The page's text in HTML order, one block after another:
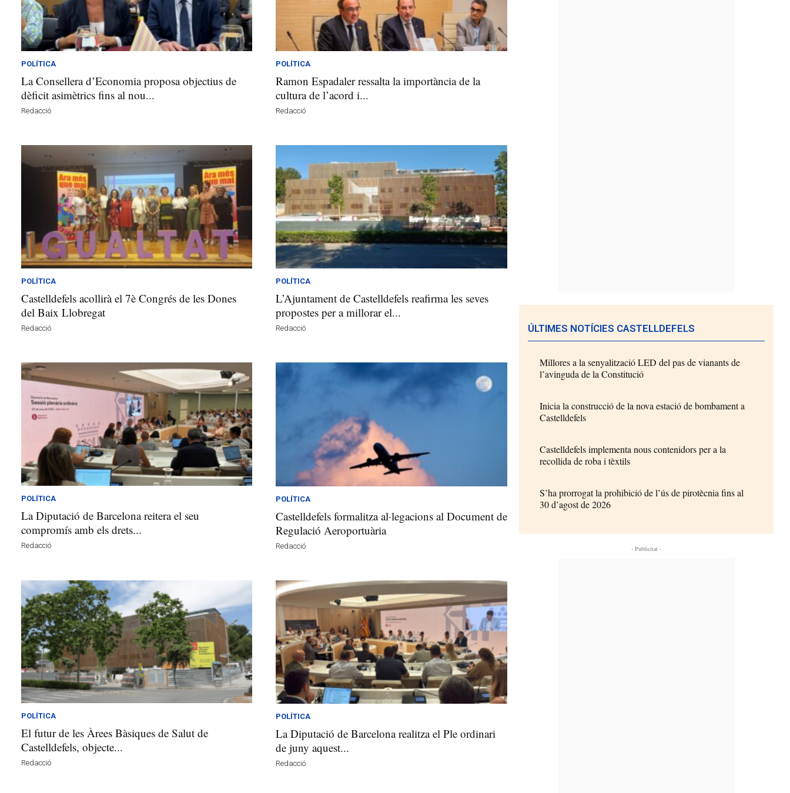
POLÍTICA
La Consellera d’Economia proposa objectius de
dèficit asimètrics fins al nou...
Redacció
POLÍTICA
Ramon Espadaler ressalta la importància de la
cultura de l’acord i...
Redacció
POLÍTICA
Castelldefels acollirà el 7è Congrés de les Dones
del Baix Llobregat
Redacció
POLÍTICA
L’Ajuntament de Castelldefels reafirma les seves
propostes per a millorar el...
Redacció
POLÍTICA
La Diputació de Barcelona reitera el seu
compromís amb els drets...
Redacció
POLÍTICA
Castelldefels formalitza al·legacions al Document de
Regulació Aeroportuària
Redacció
POLÍTICA
El futur de les Àrees Bàsiques de Salut de
Castelldefels, objecte...
Redacció
POLÍTICA
La Diputació de Barcelona realitza el Ple ordinari
de juny aquest...
Redacció
ÚLTIMES NOTÍCIES CASTELLDEFELS
Millores a la senyalització LED del pas de vianants de
l’avinguda de la Constitució
Inicia la construcció de la nova estació de bombament a
Castelldefels
Castelldefels implementa nous contenidors per a la
recollida de roba i tèxtils
S’ha prorrogat la prohibició de l’ús de pirotècnia fins al
30 d’agost de 2026
- Publicitat -